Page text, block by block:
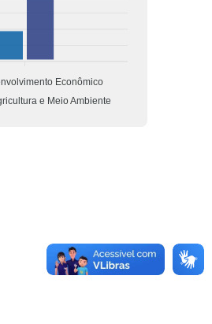
Econômico
e Meio Ambiente